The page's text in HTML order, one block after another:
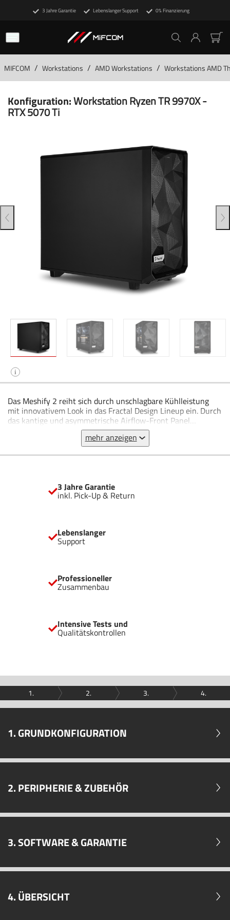
3 Jahre Garantie Lebenslanger Support 0% Finanzierung
MIFCOM / Workstations / AMD Workstations / Workstations AMD
Konfiguration:Workstation Ryzen TR 9970X -
RTX 5070 Ti
i
Das Meshify 2 reiht sich durch unschlagbare Kühlleistung
mit innovativem Look in das Fractal Design Lineup ein. Durch
das kantige und asymmetrische Airflow-Front Panel
überzeugt das Meshify 2 als High-Airflow-Case.
mehr anzeigen
3 Jahre Garantie
inkl. Pick-Up & Return
Lebenslanger
Support
Professioneller
Zusammenbau
Intensive Tests und
Qualitätskontrollen
1. 2. 3. 4.
1. GRUNDKONFIGURATION
2. PERIPHERIE & ZUBEHÖR
3. SOFTWARE & GARANTIE
4. ÜBERSICHT